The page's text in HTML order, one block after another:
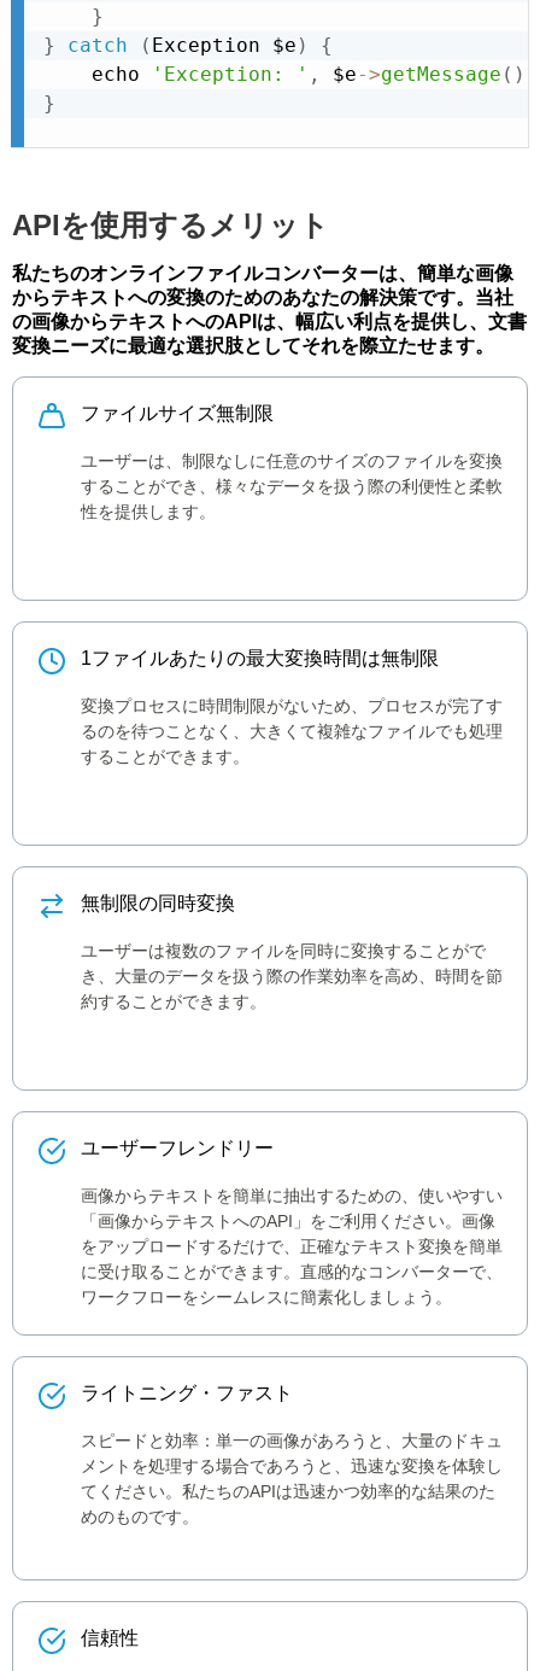
}
}
catch ( Exception $e )
{
    echo
'Exception: ' , $e->getMessage ( )
}
APIを使用するメリット
私たちのオンラインファイルコンバーターは、簡単な画像
からテキストへの変換のためのあなたの解決策です。当社
の画像からテキストへのAPIは、幅広い利点を提供し、文書
変換ニーズに最適な選択肢としてそれを際立たせます。
ファイルサイズ無制限
ユーザーは、制限なしに任意のサイズのファイルを変換
することができ、様々なデータを扱う際の利便性と柔軟
性を提供します。
1ファイルあたりの最大変換時間は無制限
変換プロセスに時間制限がないため、プロセスが完了す
るのを待つことなく、大きくて複雑なファイルでも処理
することができます。
無制限の同時変換
ユーザーは複数のファイルを同時に変換することがで
き、大量のデータを扱う際の作業効率を高め、時間を節
約することができます。
ユーザーフレンドリー
画像からテキストを簡単に抽出するための、使いやすい
「画像からテキストへのAPI」をご利用ください。画像
をアップロードするだけで、正確なテキスト変換を簡単
に受け取ることができます。直感的なコンバーターで、
ワークフローをシームレスに簡素化しましょう。
ライトニング・ファスト
スピードと効率：単一の画像があろうと、大量のドキュ
メントを処理する場合であろうと、迅速な変換を体験し
てください。私たちのAPIは迅速かつ効率的な結果のた
めのものです。
信頼性